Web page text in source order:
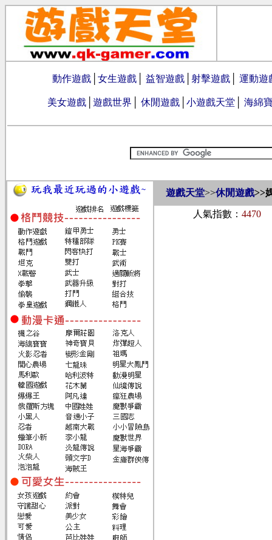
動作遊戲 女生遊戲 益智遊戲 射擊遊戲 運動遊
美女遊戲 遊戲世界 休閒遊戲 小遊戲天堂 海綿
遊戲天堂>>休閒遊戲>>
人氣指數： 4470